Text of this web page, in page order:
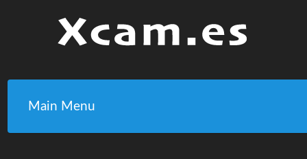
Main Menu